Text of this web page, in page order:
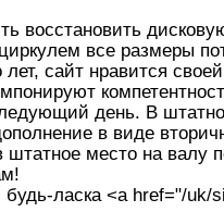
восстановить
все размеры
сайт нравится
день. В
в виде
штатное место на валу
будь-ласка <а href="/uk/